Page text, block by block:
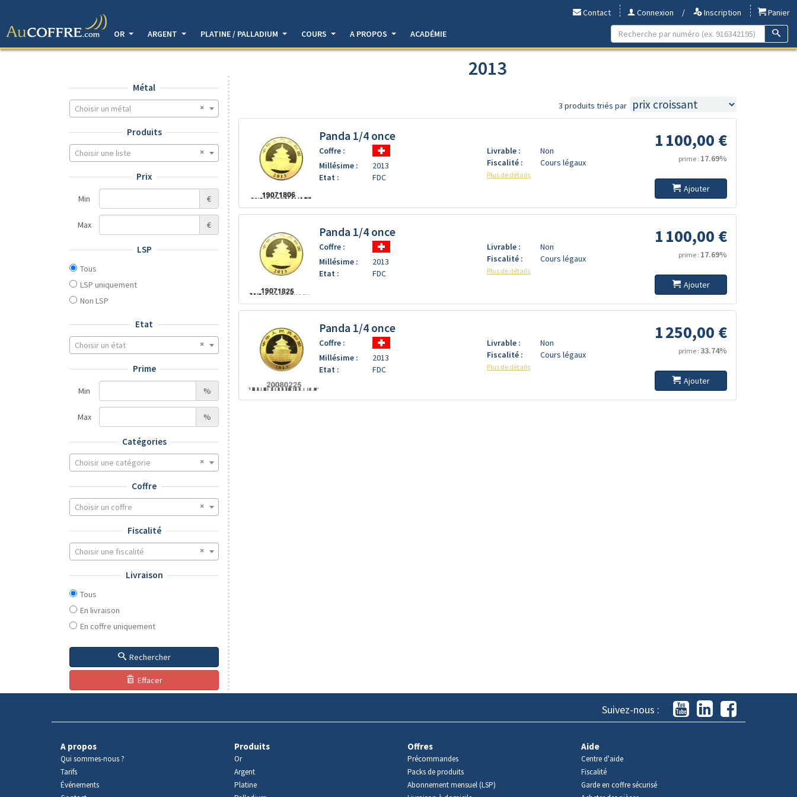
Contact Connexion / Inscription
Panier
OR
ARGENT PLATINE / PALLADIUM COURS A PROPOS ACADÉMIE
Métal
Choisir un métal
Produits
Choisir une liste
Prix
Min €
Max €
LSP
Tous
LSP uniquement
Non LSP
Etat
Choisir un état
Prime
Min %
Max %
Catégories
Choisir une catégorie
Coffre
Choisir un coffre
Fiscalité
Choisir une fiscalité
Livraison
Tous
En livraison
En coffre uniquement
Rechercher
Effacer
2013
3 produits triés par
Panda 1/4 once
Coffre :
Millésime :
2013
Etat :
FDC
Livrable :
Non
Fiscalité :
Cours légaux
Plus de détails
1 100,00 €
prime : 17.69%
Ajouter
Panda 1/4 once
Coffre :
Millésime :
2013
Etat :
FDC
Livrable :
Non
Fiscalité :
Cours légaux
Plus de détails
1 100,00 €
prime : 17.69%
Ajouter
Panda 1/4 once
Coffre :
Millésime :
2013
Etat :
FDC
Livrable :
Non
Fiscalité :
Cours légaux
Plus de détails
1 250,00 €
prime : 33.74%
Ajouter
Suivez-nous :
A propos
Qui sommes-nous ?
Tarifs
Événements
Produits
Or
Argent
Platine
Offres
Précommandes
Packs de produits
Abonnement mensuel (LSP)
Aide
Centre d'aide
Fiscalité
Garde en coffre sécurisé